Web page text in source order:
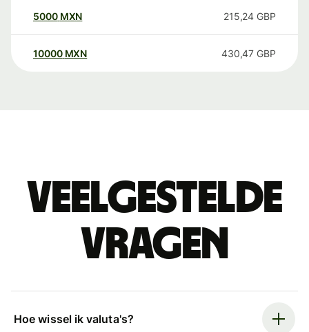
5000 MXN 215,24 GBP
10000 MXN 430,47 GBP
Veelgestelde
vragen
Hoe wissel ik valuta's?